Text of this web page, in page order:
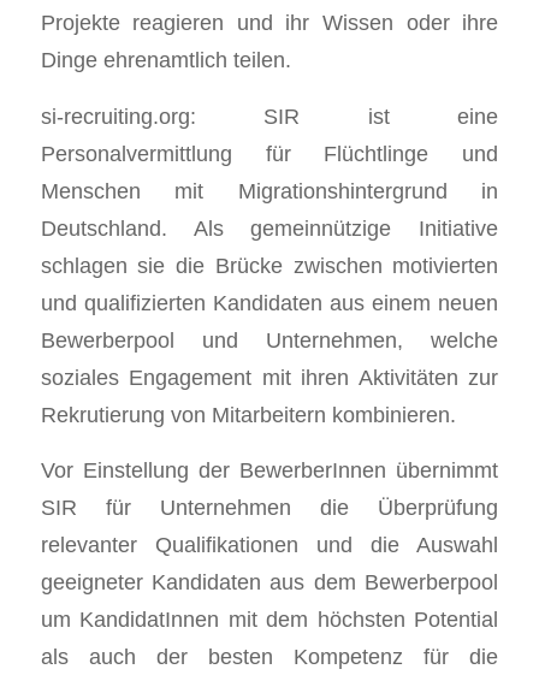
Projekte reagieren und ihr Wissen oder ihre
Dinge ehrenamtlich teilen.
si-recruiting.org: SIR ist eine
Personalvermittlung für Flüchtlinge und
Menschen mit Migrationshintergrund in
Deutschland. Als gemeinnützige Initiative
schlagen sie die Brücke zwischen motivierten
und qualifizierten Kandidaten aus einem neuen
Bewerberpool und Unternehmen, welche
soziales Engagement mit ihren Aktivitäten zur
Rekrutierung von Mitarbeitern kombinieren.
Vor Einstellung der BewerberInnen übernimmt
SIR für Unternehmen die Überprüfung
relevanter Qualifikationen und die Auswahl
geeigneter Kandidaten aus dem Bewerberpool
um KandidatInnen mit dem höchsten Potential
als auch der besten Kompetenz für die